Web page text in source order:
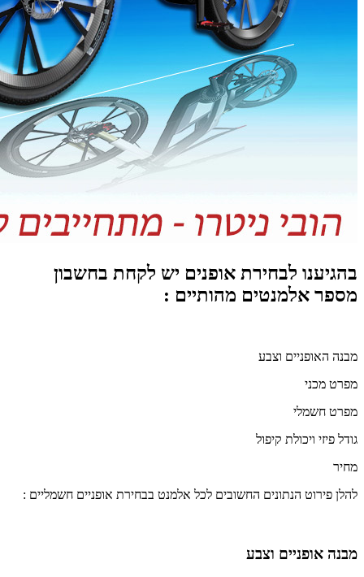
בהגיענו לבחירת אופנים יש לקחת בחשבון
מספר אלמנטים מהותיים :
מבנה האופניים וצבע
מפרט מכני
מפרט חשמלי
גודל פיזי ויכולת קיפול
מחיר
להלן פירוט הנתונים החשובים לכל אלמנט בבחירת אופניים חשמליים :
מבנה אופניים וצבע